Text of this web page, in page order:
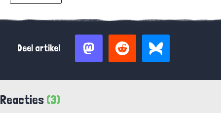
Deel artikel
Reacties (3)